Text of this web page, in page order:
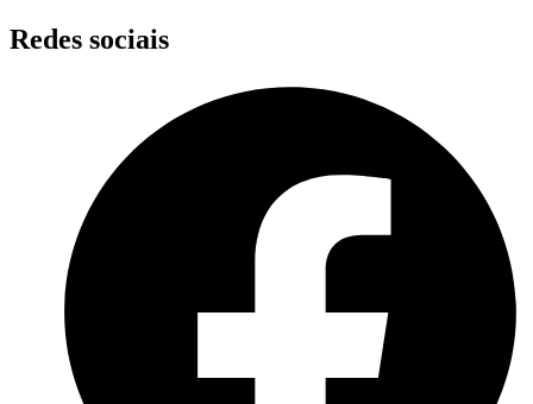
Skip
to
Redes sociais